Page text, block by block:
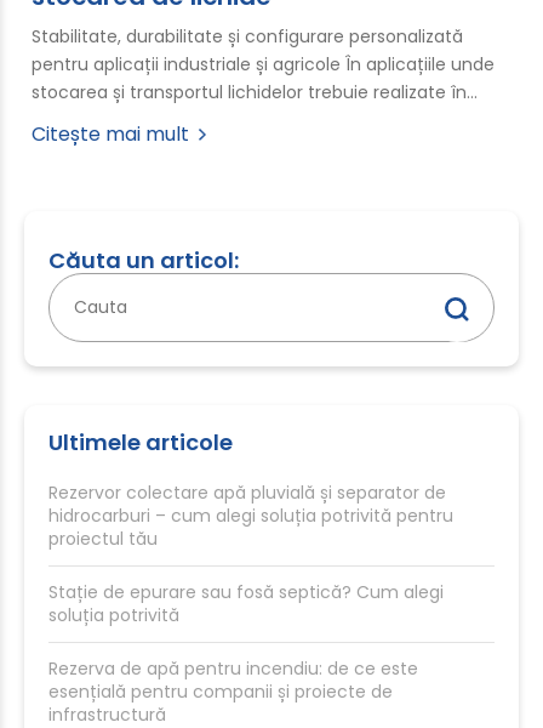
Căuta un articol:
Caută
după:
Ultimele articole
Rezervor colectare apă pluvială și separator de
hidrocarburi – cum alegi soluția potrivită pentru
proiectul tău
Stație de epurare sau fosă septică? Cum alegi
soluția potrivită
Rezerva de apă pentru incendiu: de ce este
esențială pentru companii și proiecte de
infrastructură
Stabilitate, durabilitate și configurare personalizată
pentru aplicații industriale și agricole În aplicațiile unde
stocarea și transportul lichidelor trebuie realizate în…
Citește mai mult